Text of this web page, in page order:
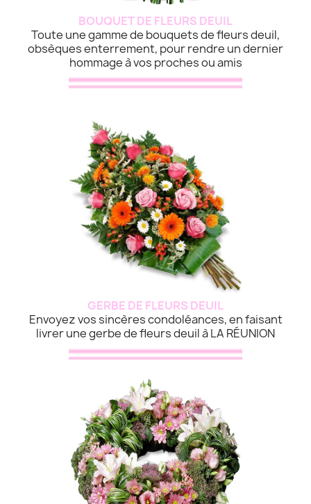
BOUQUET DE FLEURS DEUIL
Toute une gamme de bouquets de fleurs deuil,
obsèques enterrement, pour rendre un dernier
hommage à vos proches ou amis
GERBE DE FLEURS DEUIL
Envoyez vos sincères condoléances, en faisant
livrer une gerbe de fleurs deuil à LA RÉUNION